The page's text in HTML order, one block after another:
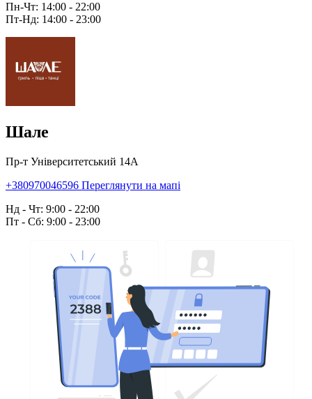
Пн-Чт: 14:00 - 22:00
Пт-Нд: 14:00 - 23:00
Шале
Пр-т Університетський 14А
+380970046596 Переглянути на мапі
Нд - Чт: 9:00 - 22:00
Пт - Сб: 9:00 - 23:00